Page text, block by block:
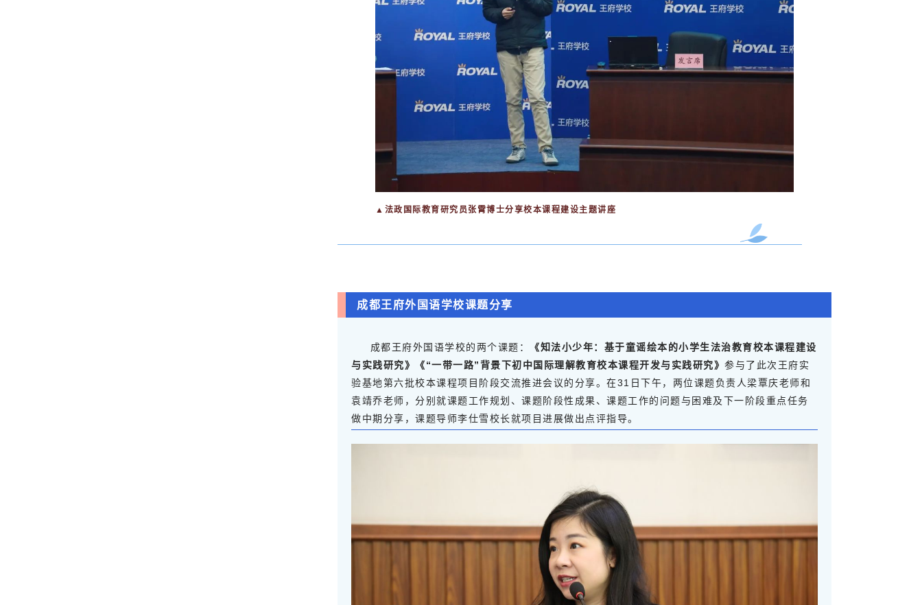
▲法政国际教育研究员张霄博士分享校本课程建设主题讲座
成都王府外国语学校课题分享
成都王府外国语学校的两个课题：
《知法小少年：基于童谣绘本的小学生法治教育校本课程建设
与实践研究》《“一带一路”背景下初中国际理解教育校本课程开发与实践研究》 参与了此次王府实
验基地第六批校本课程项目阶段交流推进会议的分享。在31日下午，两位课题负责人梁覃庆老师和
袁靖乔老师，分别就课题工作规划、课题阶段性成果、课题工作的问题与困难及下一阶段重点任务
做中期分享，课题导师李仕雪校长就项目进展做出点评指导。